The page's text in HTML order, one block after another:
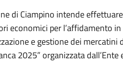
di Ciampino intende
economici per l’affidamento
e gestione dei mercatini
2025” organizzata